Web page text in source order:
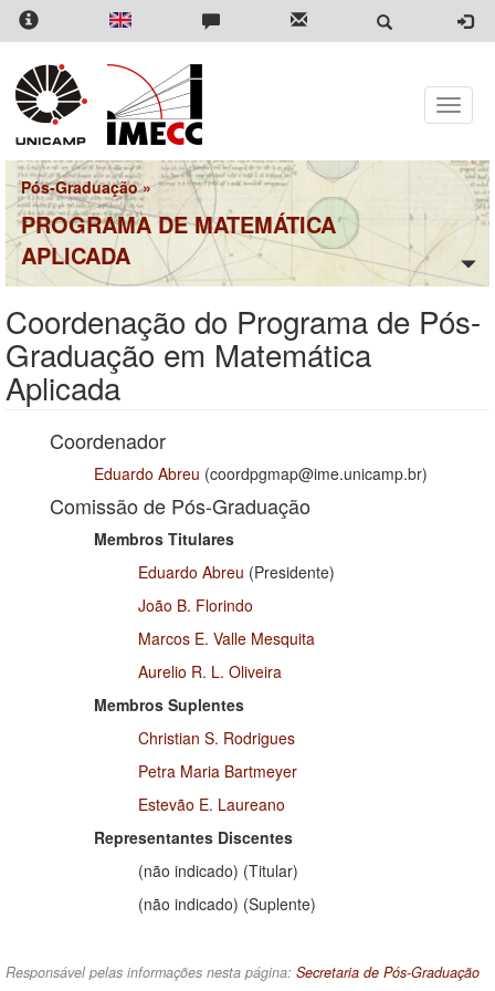
Pular
para
conteúdo
principal
Toggle
Pós-Graduação»
PROGRAMA DE MATEMÁTICA
APLICADA
Coordenação do Programa de Pós-
Graduação em Matemática
Aplicada
Coordenador
Eduardo Abreu (coordpgmap@ime.unicamp.br)
Comissão de Pós-Graduação
Membros Titulares
Eduardo Abreu (Presidente)
João B. Florindo
Marcos E. Valle Mesquita
Aurelio R. L. Oliveira
Membros Suplentes
Christian S. Rodrigues
Petra Maria Bartmeyer
Estevão E. Laureano
Representantes Discentes
(não indicado) (Titular)
(não indicado) (Suplente)
Responsável pelas informações nesta página: Secretaria de Pós-Graduação